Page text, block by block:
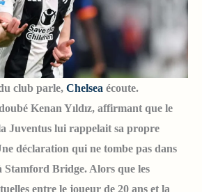
club parle, Chelsea écoute.
Kenan Yıldız, affirmant que le
Juventus lui rappelait sa propre
déclaration qui ne tombe pas dans
Stamford Bridge. Alors que les
entre le joueur de 20 ans et la